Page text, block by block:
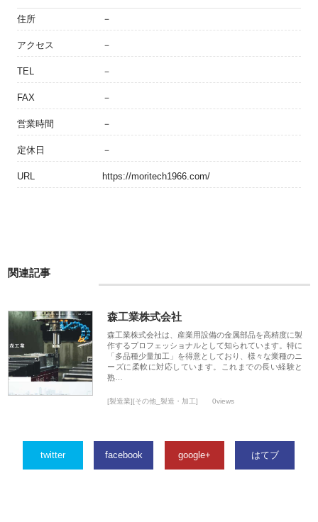
住所 －
アクセス －
TEL －
FAX －
営業時間 －
定休日 －
URL https://moritech1966.com/
関連記事
森工業株式会社
森工業株式会社は、産業用設備の金属部品を高精度に製
作するプロフェッショナルとして知られています。特に
「多品種少量加工」を得意としており、様々な業種のニ
ーズに柔軟に対応しています。これまでの長い経験と
熟…
[製造業][その他_製造・加工] 0views
twitter facebook google+ はてブ